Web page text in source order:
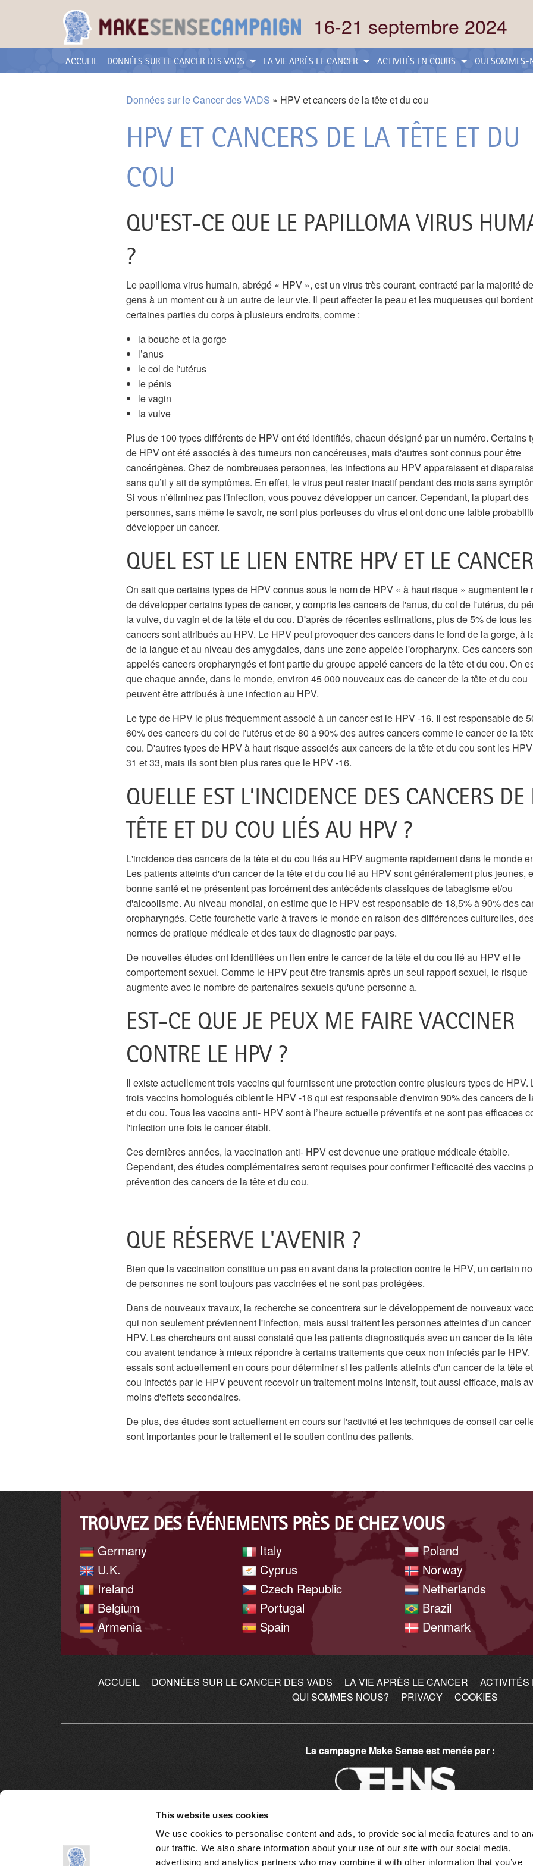
This website uses cookies
We use cookies to personalise content and ads, to provide social media features and to
our traffic. We also share information about your use of our site with our social media,
advertising and analytics partners who may combine it with other information that you’ve
16-21 septembre 2024
ACCUEIL DONNÉES SUR LE CANCER DES VADS LA VIE APRÈS LE CANCER ACTIVITÉS EN COURS QUI SOMMES-
Données sur le Cancer des VADS HPV et cancers de la tête et du cou
HPV ET CANCERS DE LA TÊTE ET DU
COU
QU'EST-CE QUE LE PAPILLOMA VIRUS
?
Le papilloma virus humain, abrégé « HPV », est un virus très courant, contracté par la majorité
gens à un moment ou à un autre de leur vie. Il peut affecter la peau et les muqueuses qui bordent
certaines parties du corps à plusieurs endroits, comme :
la bouche et la gorge
l’anus
le col de l'utérus
le pénis
le vagin
la vulve
Plus de 100 types différents de HPV ont été identifiés, chacun désigné par un numéro. Certains
de HPV ont été associés à des tumeurs non cancéreuses, mais d'autres sont connus pour être
cancérigènes. Chez de nombreuses personnes, les infections au HPV apparaissent et
sans qu’il y ait de symptômes. En effet, le virus peut rester inactif pendant des mois sans
Si vous n’éliminez pas l'infection, vous pouvez développer un cancer. Cependant, la plupart des
personnes, sans même le savoir, ne sont plus porteuses du virus et ont donc une faible
développer un cancer.
QUEL EST LE LIEN ENTRE HPV ET LE
On sait que certains types de HPV connus sous le nom de HPV « à haut risque » augmentent le
de développer certains types de cancer, y compris les cancers de l'anus, du col de l'utérus, du
la vulve, du vagin et de la tête et du cou. D'après de récentes estimations, plus de 5% de tous les
cancers sont attribués au HPV. Le HPV peut provoquer des cancers dans le fond de la gorge, à
de la langue et au niveau des amygdales, dans une zone appelée l'oropharynx. Ces cancers
appelés cancers oropharyngés et font partie du groupe appelé cancers de la tête et du cou. On
que chaque année, dans le monde, environ 45 000 nouveaux cas de cancer de la tête et du cou
peuvent être attribués à une infection au HPV.
Le type de HPV le plus fréquemment associé à un cancer est le HPV -16. Il est responsable de
60% des cancers du col de l'utérus et de 80 à 90% des autres cancers comme le cancer de la
cou. D'autres types de HPV à haut risque associés aux cancers de la tête et du cou sont les
31 et 33, mais ils sont bien plus rares que le HPV -16.
QUELLE EST L’INCIDENCE DES CANCERS DE
TÊTE ET DU COU LIÉS AU HPV ?
L'incidence des cancers de la tête et du cou liés au HPV augmente rapidement dans le monde
Les patients atteints d'un cancer de la tête et du cou lié au HPV sont généralement plus jeunes,
bonne santé et ne présentent pas forcément des antécédents classiques de tabagisme et/ou
d'alcoolisme. Au niveau mondial, on estime que le HPV est responsable de 18,5% à 90% des
oropharyngés. Cette fourchette varie à travers le monde en raison des différences culturelles,
normes de pratique médicale et des taux de diagnostic par pays.
De nouvelles études ont identifiées un lien entre le cancer de la tête et du cou lié au HPV et le
comportement sexuel. Comme le HPV peut être transmis après un seul rapport sexuel, le risque
augmente avec le nombre de partenaires sexuels qu'une personne a.
EST-CE QUE JE PEUX ME FAIRE VACCINER
CONTRE LE HPV ?
Il existe actuellement trois vaccins qui fournissent une protection contre plusieurs types de HPV.
trois vaccins homologués ciblent le HPV -16 qui est responsable d'environ 90% des cancers de
et du cou. Tous les vaccins anti- HPV sont à l’heure actuelle préventifs et ne sont pas efficaces
l'infection une fois le cancer établi.
Ces dernières années, la vaccination anti- HPV est devenue une pratique médicale établie.
Cependant, des études complémentaires seront requises pour confirmer l'efficacité des vaccins
prévention des cancers de la tête et du cou.
QUE RÉSERVE L'AVENIR ?
Bien que la vaccination constitue un pas en avant dans la protection contre le HPV, un certain
de personnes ne sont toujours pas vaccinées et ne sont pas protégées.
Dans de nouveaux travaux, la recherche se concentrera sur le développement de nouveaux
qui non seulement préviennent l'infection, mais aussi traitent les personnes atteintes d'un
HPV. Les chercheurs ont aussi constaté que les patients diagnostiqués avec un cancer de la
cou avaient tendance à mieux répondre à certains traitements que ceux non infectés par le HPV.
essais sont actuellement en cours pour déterminer si les patients atteints d'un cancer de la tête
cou infectés par le HPV peuvent recevoir un traitement moins intensif, tout aussi efficace, mais
moins d'effets secondaires.
De plus, des études sont actuellement en cours sur l'activité et les techniques de conseil car
sont importantes pour le traitement et le soutien continu des patients.
TROUVEZ DES ÉVÉNEMENTS PRÈS DE CHEZ VOUS
Germany
U.K.
Ireland
Belgium
Armenia
Italy
Cyprus
Czech Republic
Portugal
Spain
Poland
Norway
Netherlands
Brazil
Denmark
ACCUEIL DONNÉES SUR LE CANCER DES VADS LA VIE APRÈS LE CANCER ACTIVITÉS
QUI SOMMES NOUS?
PRIVACY COOKIES
La campagne Make Sense est menée par :
La campagne Make Sense est soutenue par :